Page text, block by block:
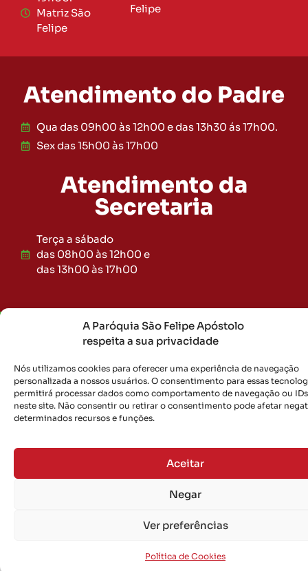
A Paróquia São Felipe Apóstolo
respeita a sua privacidade
Nós utilizamos cookies para oferecer uma experiência de navegação
personalizada a nossos usuários. O consentimento para essas
permitirá processar dados como comportamento de navegação ou
neste site. Não consentir ou retirar o consentimento pode afetar
determinados recursos e funções.
Aceitar
Negar
Ver preferências
Política de Cookies
Matriz São
Felipe
Felipe
Atendimento do Padre
Qua das 09h00 às 12h00 e das 13h30 ás 17h00.
Sex das 15h00 às 17h00
Atendimento da
Secretaria
Terça a sábado
das 08h00 às 12h00 e
das 13h00 às 17h00
Copyright © 2026Paróquia São Felipe Apóstolo